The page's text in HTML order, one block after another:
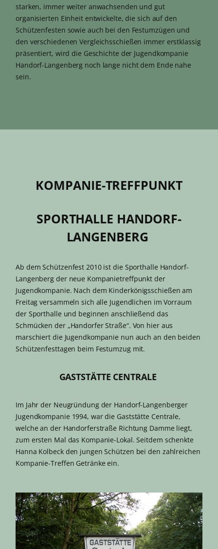
starken, immer weiter anwachsenden und gut
organisierten Einheit entwickelte, die sich auf den
Schützenfesten sowie auch bei den Festumzügen und
den verschiedenen Vergleichsschießen immer erstklassig
präsentiert, wird die Geschichte der Jugendkompanie
Handorf-Langenberg noch lange nicht dem Ende nahe
sein.
KOMPANIE-TREFFPUNKT
SPORTHALLE HANDORF-
LANGENBERG
Ab dem Schützenfest 2010 ist die Sporthalle Handorf-
Langenberg der neue Kompanietreffpunkt der
Jugendkompanie. Nach dem Kinderkönigsschießen am
Freitag versammeln sich alle Jugendlichen im Vorraum
der Sporthalle und beginnen anschließend das
Schmücken der „Handorfer Straße“. Von hier aus
marschiert die Jugendkompanie nun auch an den beiden
Schützenfesttagen beim Festumzug mit.
GASTSTÄTTE CENTRALE
Im Jahr der Neugründung der Handorf-Langenberger
Jugendkompanie 1994, war die Gaststätte Centrale,
welche an der Handorferstraße Richtung Damme liegt,
zum ersten Mal das Kompanie-Lokal. Seitdem schenkte
Hanna Kolbeck den jungen Schützen bei den zahlreichen
Kompanie-Treffen Getränke ein.